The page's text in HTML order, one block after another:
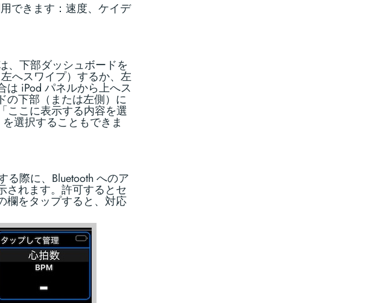
できます：速度、ケイデ
、下部ダッシュボードを
へスワイプ）するか、左
は iPod パネルから上へス
の下部（または左側）に
ここに表示する内容を選
選択することもできま
る際に、Bluetooth へのア
されます。許可するとセ
欄をタップすると、対応